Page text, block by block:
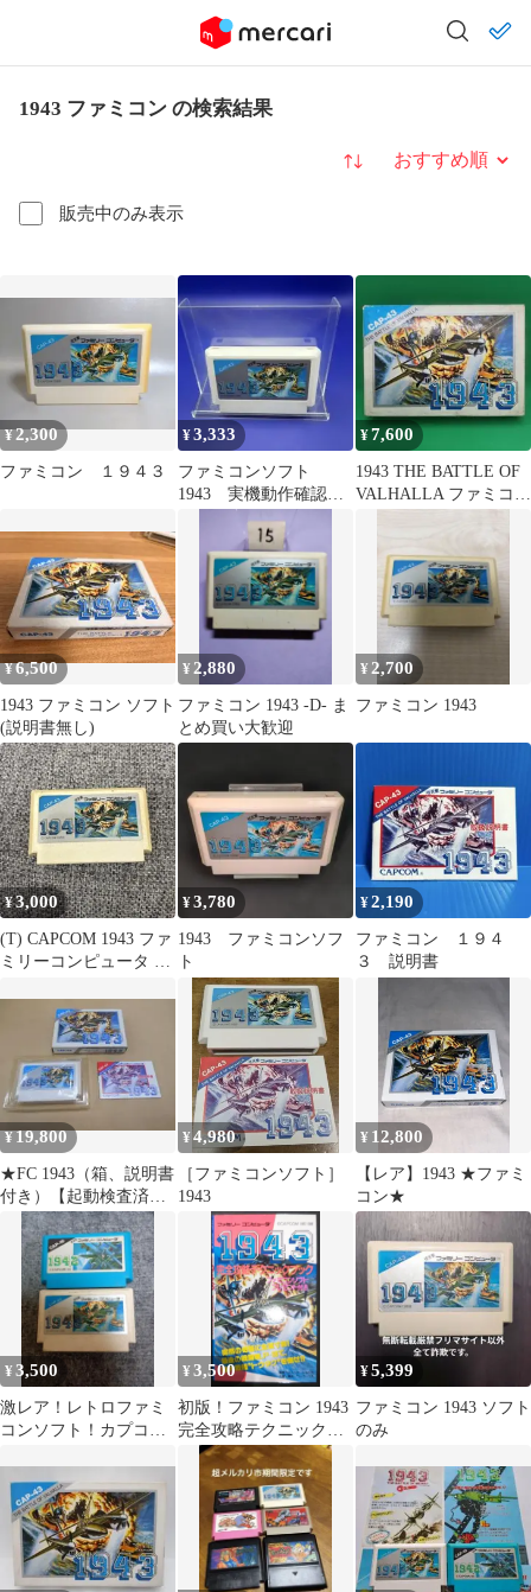
1943 ファミコン の検索結果
販売中のみ表示
並び替え
¥2,300
ファミコン １９４３
¥3,333
ファミコンソフト
1943 実機動作確認済
¥7,600
1943 THE BATTLE OF
VALHALLA ファミコン
¥6,500
1943 ファミコン ソフト
(説明書無し)
¥ 2,880
ファミコン 1943 -D- ま
とめ買い大歓迎
¥ 2,700
ファミコン 1943
¥3,000
(T) CAPCOM 1943 ファ
ミリーコンピュータ ソ
¥3,780
1943 ファミコンソフ
ト
¥2,190
ファミコン １９４
３ 説明書
¥19,800
★FC 1943（箱、説明書
付き）【起動検査済
み】ファミコン
¥4,980
［ファミコンソフト］
1943
¥ 12,800
【レア】1943 ★ファミ
コン★
¥3,500
激レア！レトロファミ
コンソフト！カプコ
¥3,500
初版！ファミコン 1943
完全攻略テクニックブ
ック 徳間コミュニケー
ションズ
¥5,399
ファミコン 1943 ソフト
のみ